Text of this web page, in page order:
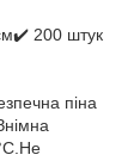
200 штук
піна